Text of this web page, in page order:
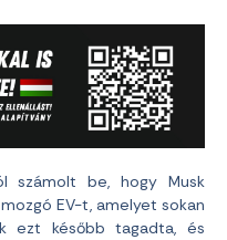
számolt be, hogy Musk
EV-t, amelyet sokan
ezt később tagadta, és